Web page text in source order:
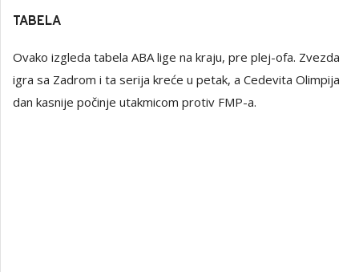
TABELA
Ovako izgleda tabela ABA lige na kraju, pre plej-ofa. Zvezda
igra sa Zadrom i ta serija kreće u petak, a Cedevita Olimpija
dan kasnije počinje utakmicom protiv FMP-a.